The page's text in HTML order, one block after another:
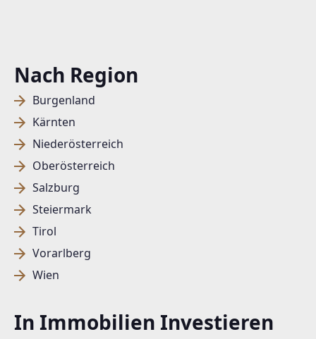
Nach Region
Burgenland
Kärnten
Niederösterreich
Oberösterreich
Salzburg
Steiermark
Tirol
Vorarlberg
Wien
In Immobilien Investieren